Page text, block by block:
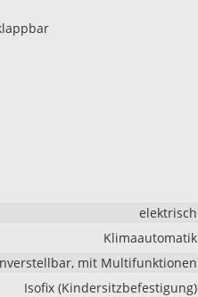
elektrisch
Klimaautomatik
mit Multifunktionen
Isofix (Kindersitzbefestigung)